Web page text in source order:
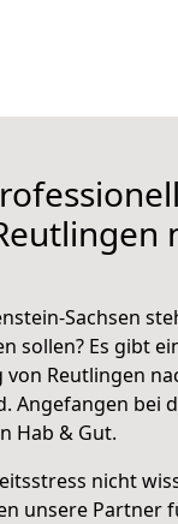
Sachsen
sollen? Es gibt
Reutlingen
Angefangen bei
Hab & Gut.
nicht
unsere Partner